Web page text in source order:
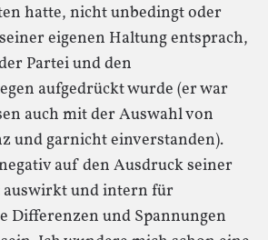
hatte, nicht unbedingt oder
eigenen Haltung entsprach,
Partei und den
aufgedrückt wurde (er war
auch mit der Auswahl von
und garnicht einverstanden).
auf den Ausdruck seiner
und intern für
Differenzen und Spannungen